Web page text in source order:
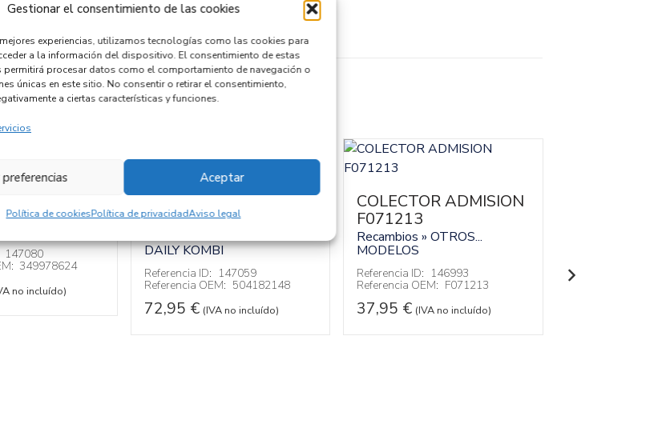
Gestionar el consentimiento de las cookies
experiencias, utilizamos tecnologías como las cookies para
a la información del dispositivo. El consentimiento de estas
procesar datos como el comportamiento de navegación o
únicas en este sitio. No consentir o retirar el consentimiento,
a ciertas características y funciones.
Aceptar
preferencias
Política de cookiesPolítica de privacidadAviso legal
OTROS...
147080
349978624
no incluído)
SOPORTE FILTRO
GASOIL 504182148
Recambios IVECO
DAILY KOMBI
Referencia ID: 147059
Referencia OEM: 504182148
72,95 € (IVA no incluído)
COLECTOR ADMISION
F071213
Recambios » OTROS...
MODELOS
Referencia ID: 146993
Referencia OEM: F071213
37,95 € (IVA no incluído)
32,95